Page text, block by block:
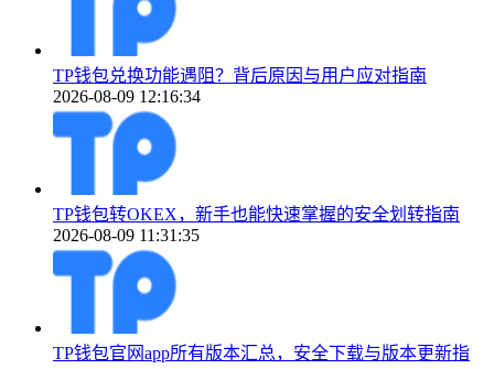
TP钱包兑换功能遇阻？背后原因与用户应对指南
2026-08-09 12:16:34
TP钱包转OKEX，新手也能快速掌握的安全划转指南
2026-08-09 11:31:35
TP钱包官网app所有版本汇总，安全下载与版本更新指